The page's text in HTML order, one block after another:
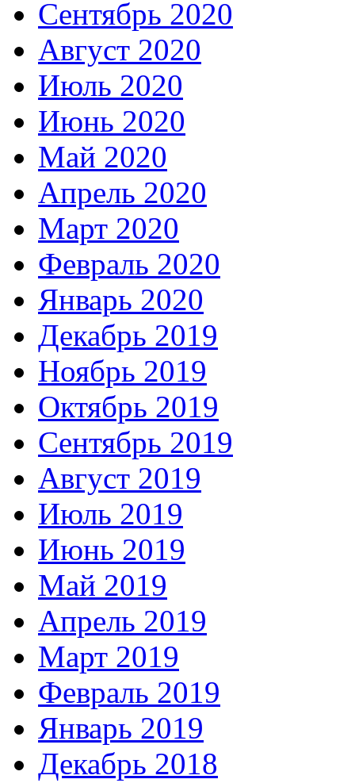
Сентябрь 2020
Август 2020
Июль 2020
Июнь 2020
Май 2020
Апрель 2020
Март 2020
Февраль 2020
Январь 2020
Декабрь 2019
Ноябрь 2019
Октябрь 2019
Сентябрь 2019
Август 2019
Июль 2019
Июнь 2019
Май 2019
Апрель 2019
Март 2019
Февраль 2019
Январь 2019
Декабрь 2018